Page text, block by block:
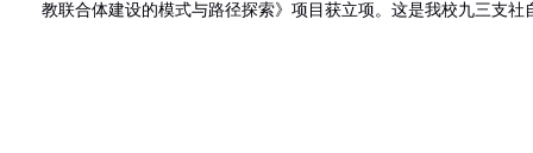
教联合体建设的模式与路径探索》项目获立项。这是我校九三支社